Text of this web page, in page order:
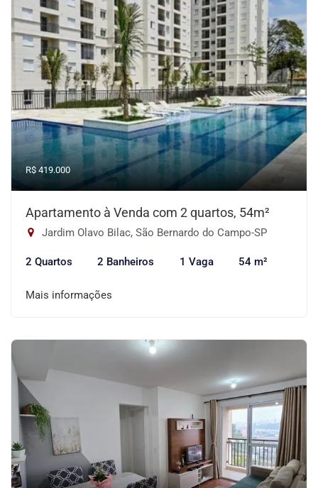
R$ 419.000
Apartamento à Venda com 2 quartos, 54m²
Jardim Olavo Bilac, São Bernardo do Campo-SP
2 Quartos 2 Banheiros 1 Vaga 54 m²
Mais informações